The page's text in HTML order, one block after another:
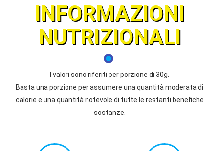
INFORMAZIONI
NUTRIZIONALI
I valori sono riferiti per porzione di 30g.
Basta una porzione per assumere una quantità moderata di
calorie e una quantità notevole di tutte le restanti benefiche
sostanze.